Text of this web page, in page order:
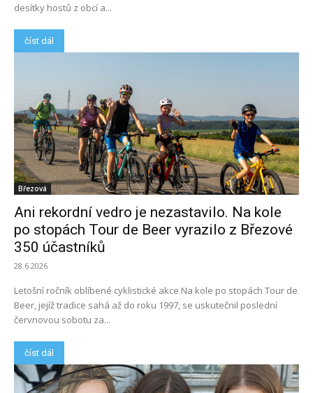
desítky hostů z obcí a...
číst dál
Březová
Ani rekordní vedro je nezastavilo. Na kole
po stopách Tour de Beer vyrazilo z Březové
350 účastníků
28.6.2026
Letošní ročník oblíbené cyklistické akce Na kole po stopách Tour de
Beer, jejíž tradice sahá až do roku 1997, se uskutečnil poslední
červnovou sobotu za...
číst dál